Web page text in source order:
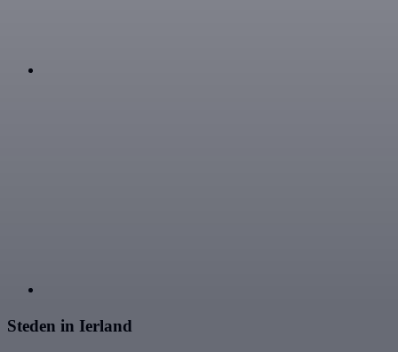
Steden in Ierland